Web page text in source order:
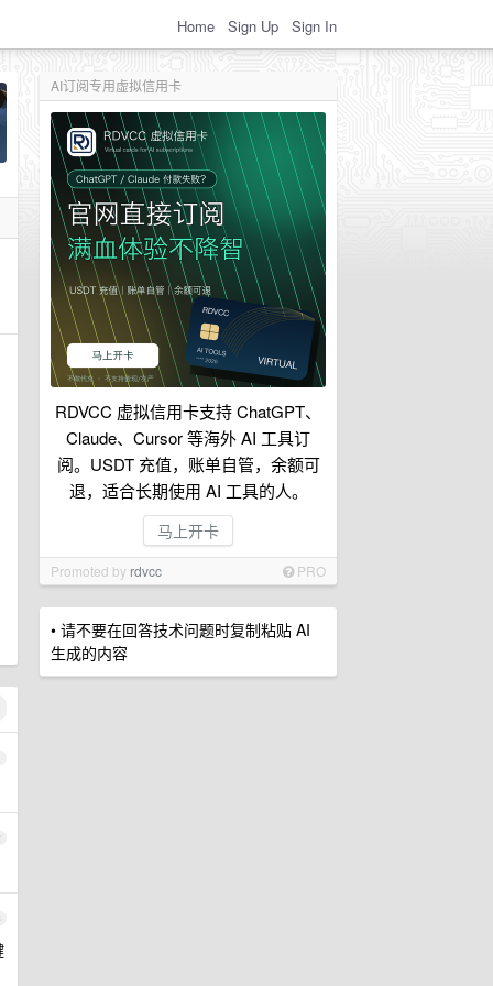
Home Sign Up Sign In
AI订阅专用虚拟信用卡
RDVCC 虚拟信用卡支持 ChatGPT、
Claude、Cursor 等海外 AI 工具订
阅。USDT 充值，账单自管，余额可
退，适合长期使用 AI 工具的人。
马上开卡
Promoted by rdvcc PRO
• 请不要在回答技术问题时复制粘贴 AI
生成的内容